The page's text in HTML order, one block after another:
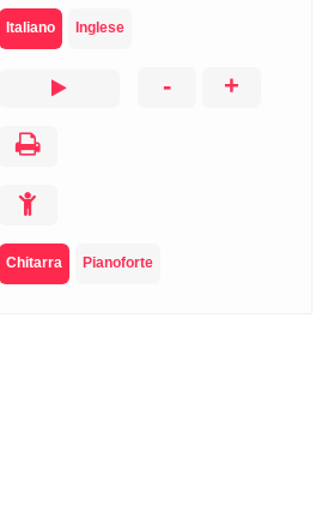
Italiano Inglese
- +
Chitarra Pianoforte